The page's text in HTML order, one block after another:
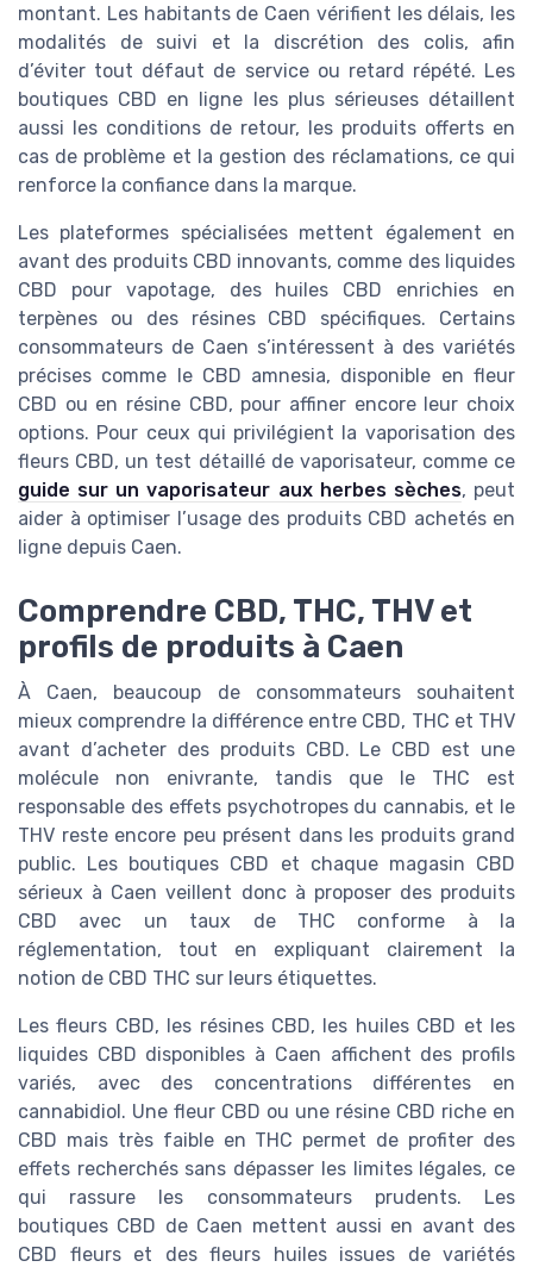
montant. Les habitants de Caen vérifient les délais, les
modalités de suivi et la discrétion des colis, afin
d’éviter tout défaut de service ou retard répété. Les
boutiques CBD en ligne les plus sérieuses détaillent
aussi les conditions de retour, les produits offerts en
cas de problème et la gestion des réclamations, ce qui
renforce la confiance dans la marque.
Les plateformes spécialisées mettent également en
avant des produits CBD innovants, comme des liquides
CBD pour vapotage, des huiles CBD enrichies en
terpènes ou des résines CBD spécifiques. Certains
consommateurs de Caen s’intéressent à des variétés
précises comme le CBD amnesia, disponible en fleur
CBD ou en résine CBD, pour affiner encore leur choix
options. Pour ceux qui privilégient la vaporisation des
fleurs CBD, un test détaillé de vaporisateur, comme ce
guide sur un vaporisateur aux herbes sèches, peut
aider à optimiser l’usage des produits CBD achetés en
ligne depuis Caen.
Comprendre CBD, THC, THV et
profils de produits à Caen
À Caen, beaucoup de consommateurs souhaitent
mieux comprendre la différence entre CBD, THC et THV
avant d’acheter des produits CBD. Le CBD est une
molécule non enivrante, tandis que le THC est
responsable des effets psychotropes du cannabis, et le
THV reste encore peu présent dans les produits grand
public. Les boutiques CBD et chaque magasin CBD
sérieux à Caen veillent donc à proposer des produits
CBD avec un taux de THC conforme à la
réglementation, tout en expliquant clairement la
notion de CBD THC sur leurs étiquettes.
Les fleurs CBD, les résines CBD, les huiles CBD et les
liquides CBD disponibles à Caen affichent des profils
variés, avec des concentrations différentes en
cannabidiol. Une fleur CBD ou une résine CBD riche en
CBD mais très faible en THC permet de profiter des
effets recherchés sans dépasser les limites légales, ce
qui rassure les consommateurs prudents. Les
boutiques CBD de Caen mettent aussi en avant des
CBD fleurs et des fleurs huiles issues de variétés